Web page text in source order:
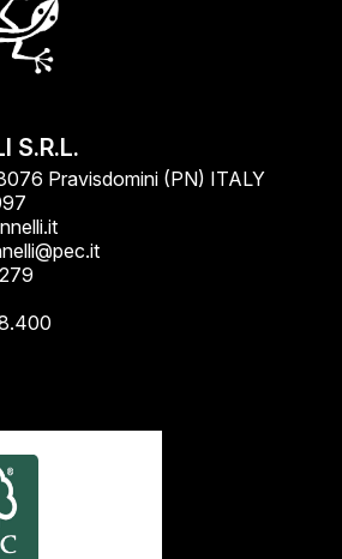
S.R.L.
Pravisdomini (PN) ITALY